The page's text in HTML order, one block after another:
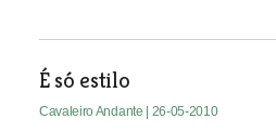
É só estilo
Cavaleiro Andante | 26-05-2010